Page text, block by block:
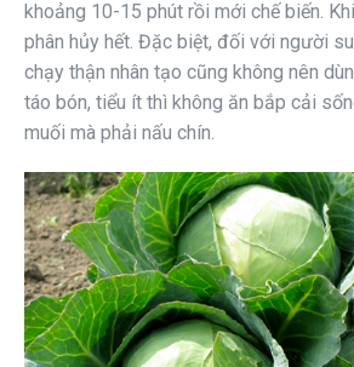
khoảng 10-15 phút rồi mới chế biến.
phân hủy hết. Đặc biệt, đối với người
chạy thận nhân tạo cũng không nên
táo bón, tiểu ít thì không ăn bắp cải
muối mà phải nấu chín.